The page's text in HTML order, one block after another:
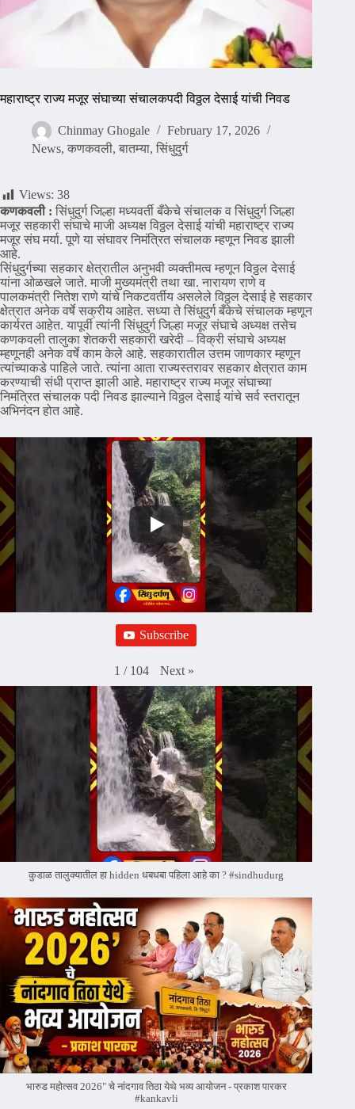
महाराष्ट्र राज्य मजूर संघाच्या संचालकपदी विठ्ठल देसाई यांची निवड
Chinmay Ghogale
February 17, 2026
News, कणकवली, बातम्या, सिंधुदुर्ग
Views: 38
कणकवली : सिंधुदुर्ग जिल्हा मध्यवर्ती बँकेचे संचालक व सिंधुदुर्ग जिल्हा
मजूर सहकारी संघाचे माजी अध्यक्ष विठ्ठल देसाई यांची महाराष्ट्र राज्य
मजूर संघ मर्या. पूणे या संघावर निमंत्रित संचालक म्हणून निवड झाली
आहे.
सिंधुदुर्गच्या सहकार क्षेत्रातील अनुभवी व्यक्तीमत्व म्हणून विठ्ठल देसाई
यांना ओळखले जाते. माजी मुख्यमंत्री तथा खा. नारायण राणे व
पालकमंत्री नितेश राणे यांचे निकटवर्तीय असलेले विठ्ठल देसाई हे सहकार
क्षेत्रात अनेक वर्षे सक्रीय आहेत. सध्या ते सिंधुदुर्ग बँकेचे संचालक म्हणून
कार्यरत आहेत. यापूर्वी त्यांनी सिंधुदुर्ग जिल्हा मजूर संघाचे अध्यक्ष तसेच
कणकवली तालुका शेतकरी सहकारी खरेदी – विक्री संघाचे अध्यक्ष
म्हणूनही अनेक वर्षे काम केले आहे. सहकारातील उत्तम जाणकार म्हणून
त्यांच्याकडे पाहिले जाते. त्यांना आता राज्यस्तरावर सहकार क्षेत्रात काम
करण्याची संधी प्राप्त झाली आहे. महाराष्ट्र राज्य मजूर संघाच्या
निमंत्रित संचालक पदी निवड झाल्याने विठ्ठल देसाई यांचे सर्व स्तरातून
अभिनंदन होत आहे.
Subscribe
1 / 104 Next »
कुडाळ तालुक्यातील हा hidden धबधबा पहिला आहे का ? #sindhudurg
भारुड महोत्सव 2026" चे नांदगाव तिठा येथे भव्य आयोजन - प्रकाश पारकर
#kankavli